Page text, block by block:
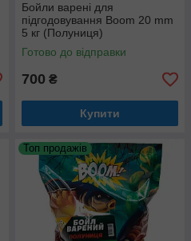
Бойли варені для
підгодовування Boom 20 mm
5 кг (Полуниця)
Готово до відправки
700 ₴
Купити
Топ продажів